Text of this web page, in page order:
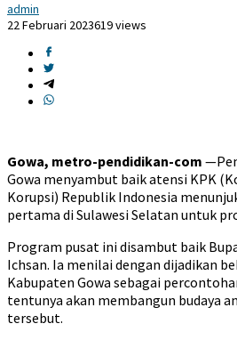
admin
22 Februari 2023619 views
Gowa, metro-pendidikan-com
Gowa menyambut baik atensi KPK
Korupsi) Republik Indonesia
pertama di Sulawesi Selatan untuk
Program pusat ini disambut baik
Ichsan. Ia menilai dengan dijadikan
Kabupaten Gowa sebagai
tentunya akan membangun budaya
tersebut.